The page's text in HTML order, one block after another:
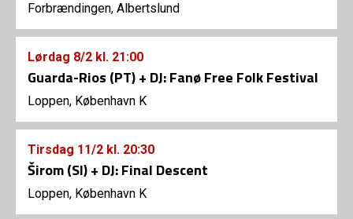
Forbrændingen, Albertslund
Lørdag 8/2 kl. 21:00
Guarda-Rios (PT) + DJ: Fanø Free Folk Festival
Loppen, København K
Tirsdag 11/2 kl. 20:30
Širom (SI) + DJ: Final Descent
Loppen, København K